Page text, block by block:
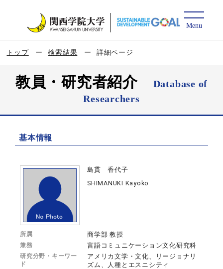
トップ 検索結果 詳細ページ
教員・研究者紹介
Database of
Researchers
基本情報
島貫 香代子
SHIMANUKI Kayoko
所属 商学部 教授
兼務 言語コミュニケーション文化研究科
研究分野・キーワー
ド
アメリカ文学・文化、リージョナリ
ズム、人種とエスニシティ